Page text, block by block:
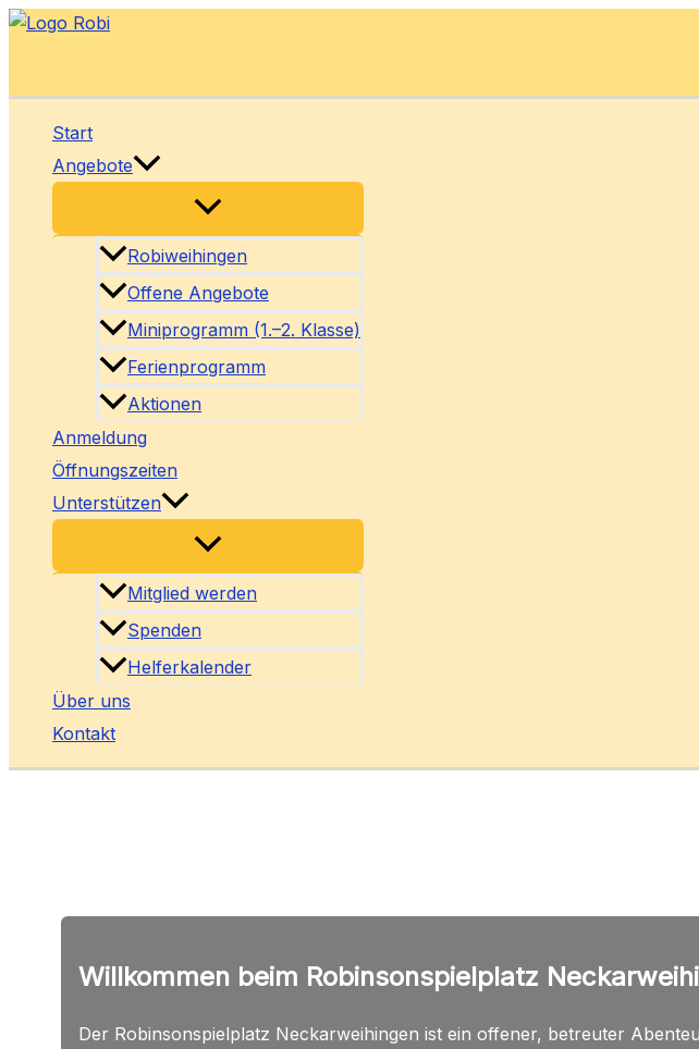
Zum
Start
Angebote
Robiweihingen
Offene Angebote
Miniprogramm (1.–2. Klasse)
Ferienprogramm
Aktionen
Anmeldung
Öffnungszeiten
Unterstützen
Mitglied werden
Spenden
Helferkalender
Über uns
Kontakt
Willkommen beim Robinsonspielplatz
Der Robinsonspielplatz Neckarweihingen ist ein offener, betreuter